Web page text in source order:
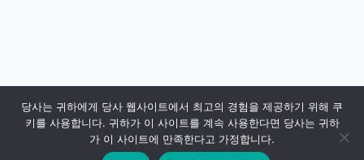
당사는 귀하에게 당사 웹사이트에서 최고의 경험을 제공하기 위해 쿠
키를 사용합니다. 귀하가 이 사이트를 계속 사용한다면 당사는 귀하
가 이 사이트에 만족한다고 가정합니다.